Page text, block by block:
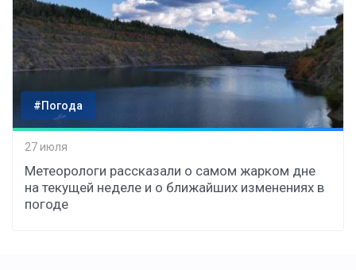
#Погода
27 июля
Метеорологи рассказали о самом жарком дне
на текущей неделе и о ближайших изменениях в
погоде